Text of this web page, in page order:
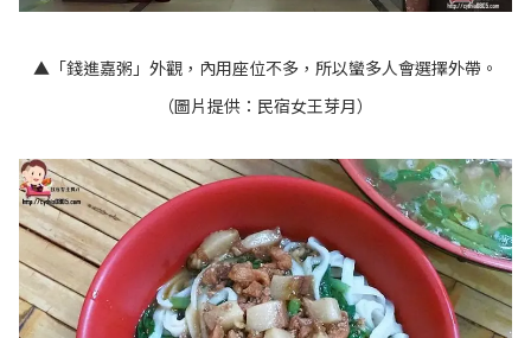
▲「錢進嘉粥」外觀，內用座位不多，所以蠻多人會選擇外帶。
（圖片提供：民宿女王芽月）